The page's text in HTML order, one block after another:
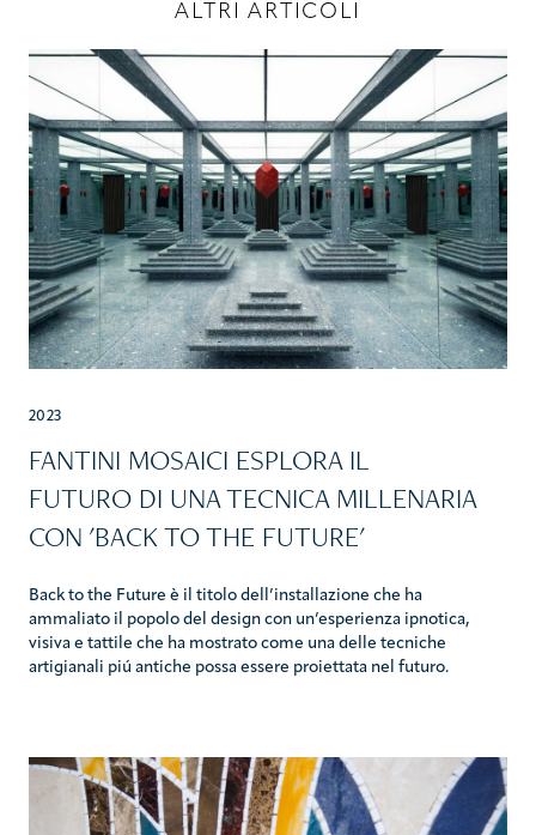
ALTRI ARTICOLI
2023
FANTINI MOSAICI ESPLORA IL
FUTURO DI UNA TECNICA MILLENARIA
CON 'BACK TO THE FUTURE'
Back to the Future è il titolo dell’installazione che ha
ammaliato il popolo del design con un’esperienza ipnotica,
visiva e tattile che ha mostrato come una delle tecniche
artigianali piú antiche possa essere proiettata nel futuro.